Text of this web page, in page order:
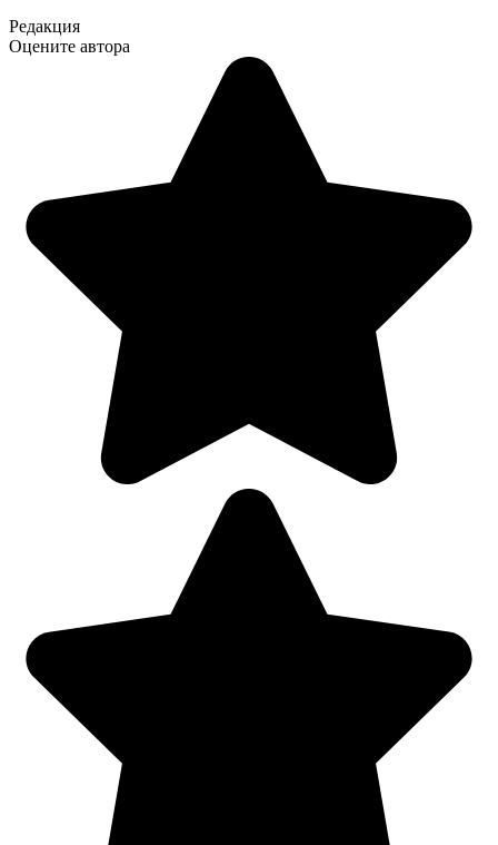
Редакция
Оцените автора